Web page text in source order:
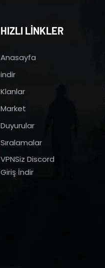
HIZLI LİNKLER
Anasayfa
indir
Klanlar
Market
Duyurular
Sıralamalar
VPNSiz Discord
Giriş İndir